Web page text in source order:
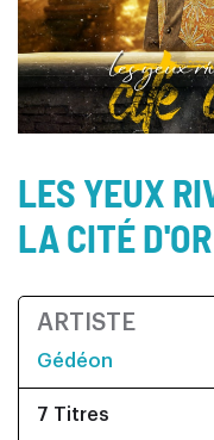
LES YEUX
LA CITÉ D'OR
ARTISTE
Gédéon
7 Titres